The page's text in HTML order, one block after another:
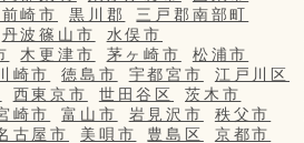
崎市 黒川郡
三戸郡南部町
丹波篠山市
水俣市
木更津市 茅ヶ崎市
松浦市
崎市 徳島市 宇都宮市
江戸川区
西東京市 世田谷区
茨木市
崎市 富山市 岩見沢市
秩父市
古屋市 美唄市 豊島区
京都市